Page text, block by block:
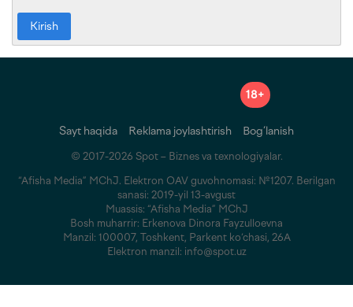
Kirish
18+
Sayt haqida Reklama joylashtirish Bog‘lanish
© 2017-2026 Spot – Biznes va texnologiyalar.
“Afisha Media” MChJ. Elektron OAV guvohnomasi: №1207. Berilgan
sanasi: 2019-yil 13-avgust
Muassis: “Afisha Media” MChJ
Bosh muharrir: Erkenova Dinora Fayzulloevna
Manzil: 100007, Toshkent, Parkent ko‘chasi, 26A
Elektron manzil: info@spot.uz